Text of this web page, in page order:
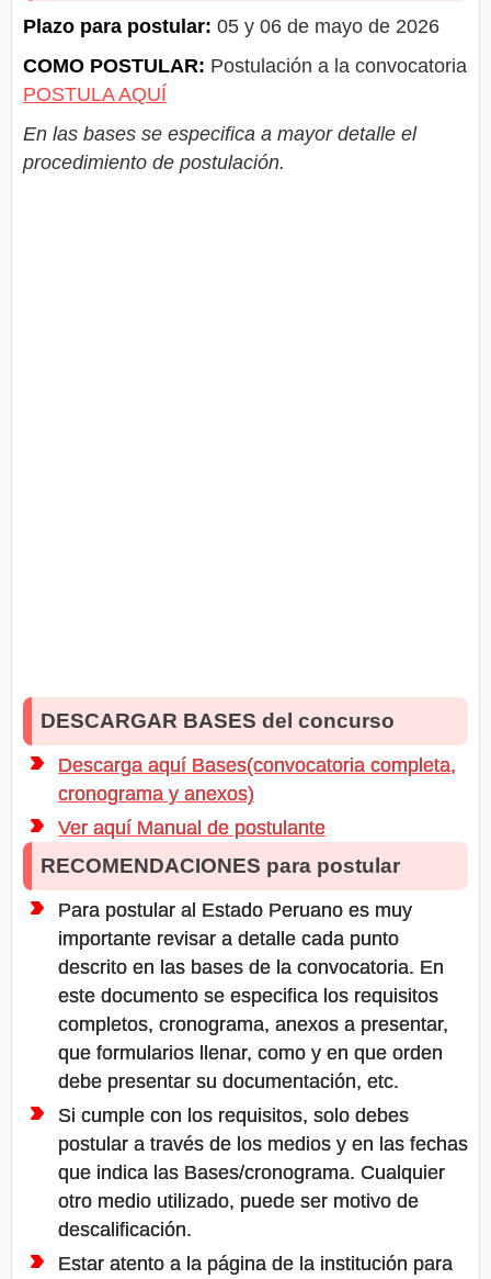
Plazo para postular: 05 y 06 de mayo de 2026
COMO POSTULAR: Postulación a la convocatoria
POSTULA AQUÍ
En las bases se especifica a mayor detalle el
procedimiento de postulación.
DESCARGAR BASES del concurso
Descarga aquí Bases(convocatoria completa,
cronograma y anexos)
Ver aquí Manual de postulante
RECOMENDACIONES para postular
Para postular al Estado Peruano es muy
importante revisar a detalle cada punto
descrito en las bases de la convocatoria. En
este documento se especifica los requisitos
completos, cronograma, anexos a presentar,
que formularios llenar, como y en que orden
debe presentar su documentación, etc.
Si cumple con los requisitos, solo debes
postular a través de los medios y en las fechas
que indica las Bases/cronograma. Cualquier
otro medio utilizado, puede ser motivo de
descalificación.
Estar atento a la página de la institución para